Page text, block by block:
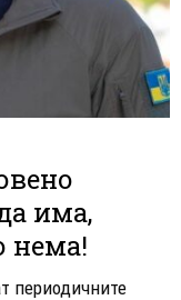
има,
нема!
периодичните